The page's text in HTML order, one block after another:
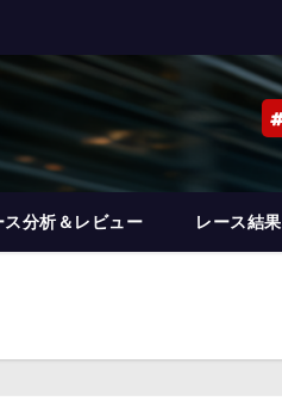
ス分析＆レビュー レース結果